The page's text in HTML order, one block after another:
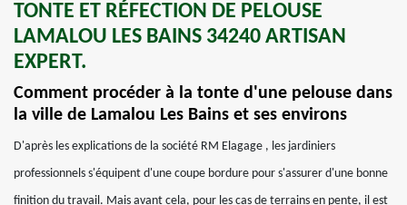
TONTE ET RÉFECTION DE PELOUSE
LAMALOU LES BAINS 34240 ARTISAN
EXPERT.
Comment procéder à la tonte d'une pelouse dans
la ville de Lamalou Les Bains et ses environs
D'après les explications de la société RM Elagage , les jardiniers
professionnels s'équipent d'une coupe bordure pour s'assurer d'une bonne
finition du travail. Mais avant cela, pour les cas de terrains en pente, il est